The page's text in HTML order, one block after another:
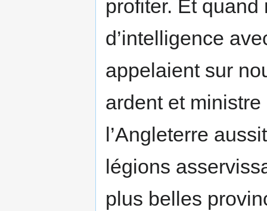
profiter. Et
d’intelligence
appelaient sur
ardent et
l’Angleterre
légions
plus belles